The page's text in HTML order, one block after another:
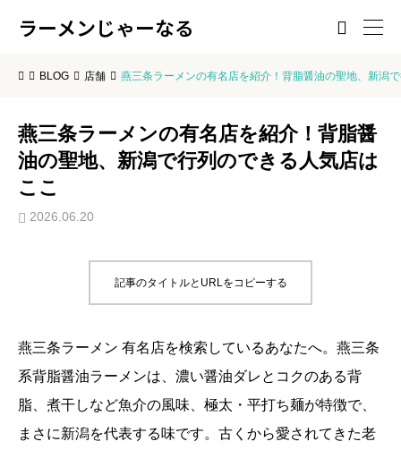
ラーメンじゃーなる 
BLOG 店舗 燕三条ラーメンの有名店を紹介！背脂醤油の聖地、新潟
燕三条ラーメンの有名店を紹介！背脂醤
油の聖地、新潟で行列のできる人気店は
ここ
2026.06.20
記事のタイトルとURLをコピーする
燕三条ラーメン 有名店を検索しているあなたへ。燕三条
系背脂醤油ラーメンは、濃い醤油ダレとコクのある背
脂、煮干しなど魚介の風味、極太・平打ち麺が特徴で、
まさに新潟を代表する味です。古くから愛されてきた老